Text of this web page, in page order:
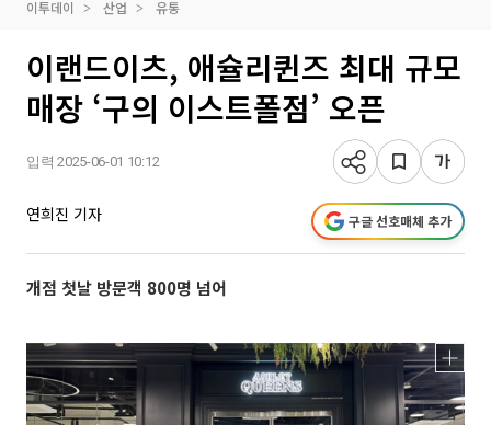
이투데이 산업 유통
이랜드이츠, 애슐리퀸즈 최대 규모
매장 ‘구의 이스트폴점’ 오픈
입력 2025-06-01 10:12
연희진 기자 구글 선호매체 추가
개점 첫날 방문객 800명 넘어